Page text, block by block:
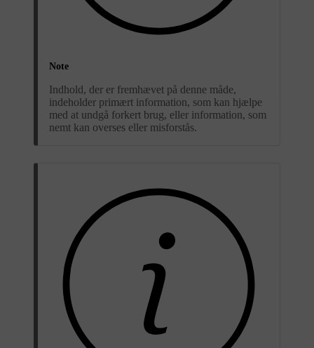
Note
Indhold, der er fremhævet på denne måde,
indeholder primært information, som kan hjælpe
med at undgå forkert brug, eller information, som
nemt kan overses eller misforstås.